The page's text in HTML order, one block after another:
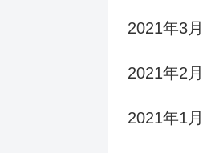
2021年3月
2021年2月
2021年1月